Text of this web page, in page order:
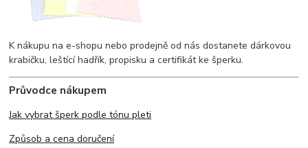
K nákupu na e-shopu nebo prodejně od nás dostanete dárkovou
krabičku, leštící hadřík, propisku a certifikát ke šperku.
Průvodce nákupem
Jak vybrat šperk podle tónu pleti
Způsob a cena doručení